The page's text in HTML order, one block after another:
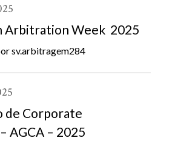
Arbitration Week 2025
sv.arbitragem284
de Corporate
AGCA – 2025